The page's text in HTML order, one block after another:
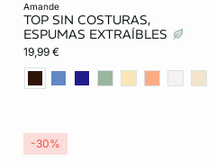
amande
TOP SIN COSTURAS,
ESPUMAS EXTRAÍBLES
19,99 €
-30%